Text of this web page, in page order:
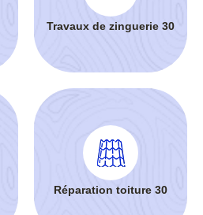
Travaux de zinguerie 30
Réparation toiture 30